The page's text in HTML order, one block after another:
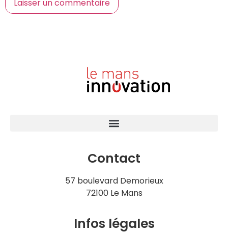
Contact
57 boulevard Demorieux
72100 Le Mans
Infos légales